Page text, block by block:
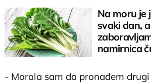
Na moru je
svaki dan,
namirnica
- Morala sam da pronađem